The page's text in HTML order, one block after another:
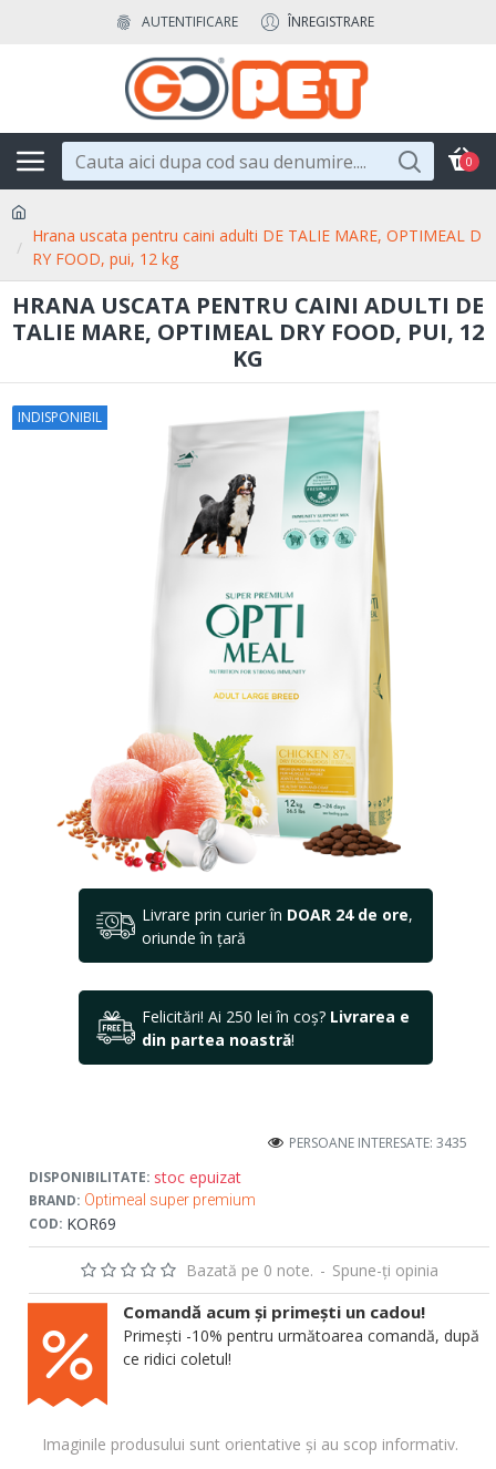
AUTENTIFICARE ÎNREGISTRARE
0
Hrana uscata pentru caini adulti DE TALIE MARE, OPTIMEAL D
RY FOOD, pui, 12 kg
HRANA USCATA PENTRU CAINI ADULTI DE
TALIE MARE, OPTIMEAL DRY FOOD, PUI, 12
KG
INDISPONIBIL
Livrare prin curier în DOAR 24 de ore,
oriunde în țară
Felicitări! Ai 250 lei în coș? Livrarea e
din partea noastră!
DISPONIBILITATE: stoc epuizat
BRAND: Optimeal super premium
COD: KOR69
PERSOANE INTERESATE: 3435
Bazată pe 0 note. - Spune-ţi opinia
Imaginile produsului sunt orientative și au scop informativ.
Comandă acum și primești un cadou!
Primești -10% pentru următoarea comandă, după
ce ridici coletul!